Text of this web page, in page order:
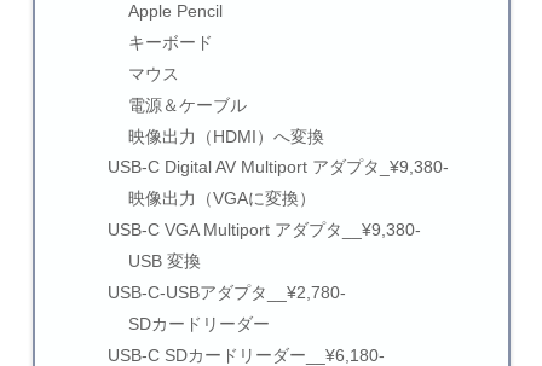
Apple Pencil
キーボード
マウス
電源＆ケーブル
映像出力（HDMI）へ変換
USB-C Digital AV Multiport アダプタ_¥9,380-
映像出力（VGAに変換）
USB-C VGA Multiport アダプタ__¥9,380-
USB 変換
USB-C-USBアダプタ__¥2,780-
SDカードリーダー
USB-C SDカードリーダー__¥6,180-